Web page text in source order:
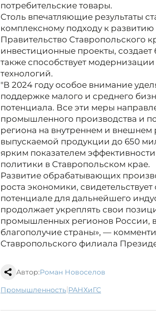
потребительские товары.
Столь впечатляющие результаты
комплексному подходу к
Правительство Ставропольского
инвестиционные проекты,
также способствует
технологий.
"В 2024 году особое внимание
поддержке малого и среднего
потенциала. Все эти меры
промышленного производства и
региона на внутреннем и внешнем
выпускаемой продукции до 650
ярким показателем
политики в Ставропольском крае.
Развитие обрабатывающих
роста экономики,
потенциале для дальнейшего
продолжает укреплять свои
промышленных регионов России,
благополучие страны», —
Ставропольского филиала
Автор:Роман Новоселов
промышленность| РАНХиГС